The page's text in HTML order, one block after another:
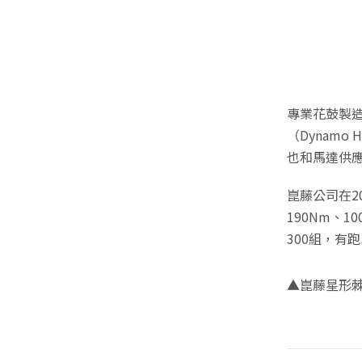
專業花鼓製
（Dynamo
也和馬達供
崑藤公司在
190Nm、
300組，有
▲崑藤星形